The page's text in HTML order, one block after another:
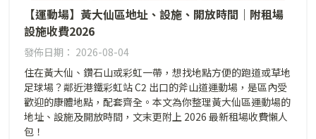
【運動場】黃大仙區地址、設施、開放時間｜附租場
設施收費2026
發佈日期： 2026-08-04
住在黃大仙、鑽石山或彩虹一帶，想找地點方便的跑道或草地
足球場？鄰近港鐵彩虹站 C2 出口的斧山道運動場，是區內受
歡迎的康體地點，配套齊全。本文為你整理黃大仙區運動場的
地址、設施及開放時間，文末更附上 2026 最新租場收費懶人
包！